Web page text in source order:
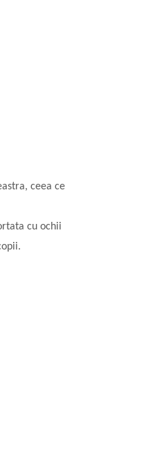
ceea ce
cu ochii